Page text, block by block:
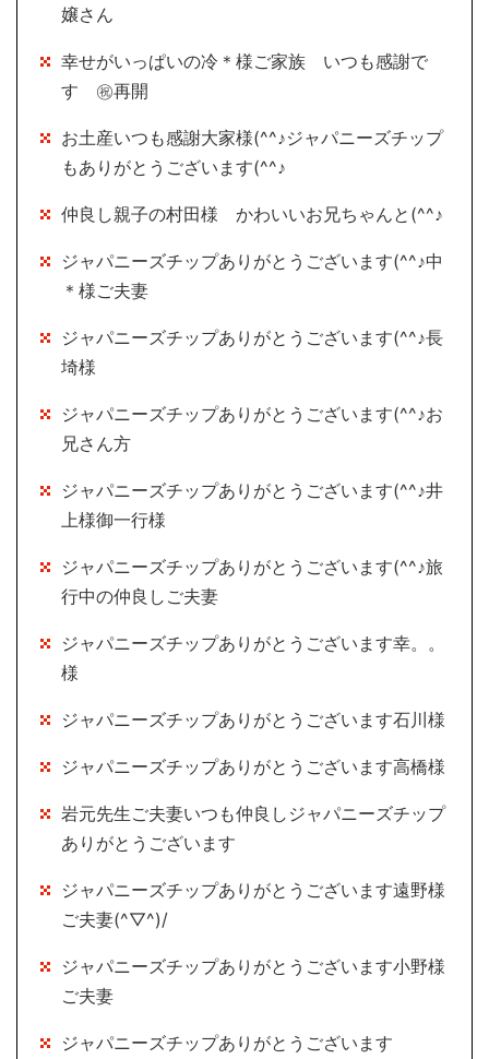
嬢さん
幸せがいっぱいの冷＊様ご家族 いつも感謝で
す ㊗再開
お土産いつも感謝大家様(^^♪ジャパニーズチップ
もありがとうございます(^^♪
仲良し親子の村田様 かわいいお兄ちゃんと(^^♪
ジャパニーズチップありがとうございます(^^♪中
＊様ご夫妻
ジャパニーズチップありがとうございます(^^♪長
埼様
ジャパニーズチップありがとうございます(^^♪お
兄さん方
ジャパニーズチップありがとうございます(^^♪井
上様御一行様
ジャパニーズチップありがとうございます(^^♪旅
行中の仲良しご夫妻
ジャパニーズチップありがとうございます幸。。
様
ジャパニーズチップありがとうございます石川様
ジャパニーズチップありがとうございます高橋様
岩元先生ご夫妻いつも仲良しジャパニーズチップ
ありがとうございます
ジャパニーズチップありがとうございます遠野様
ご夫妻(^▽^)/
ジャパニーズチップありがとうございます小野様
ご夫妻
ジャパニーズチップありがとうございます